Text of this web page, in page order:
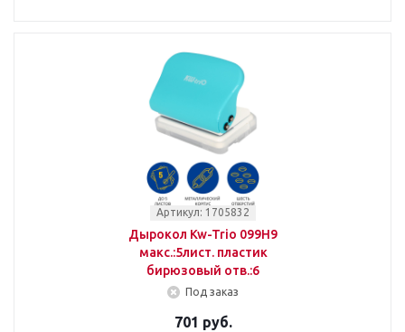
Артикул: 1705832
Дырокол Kw-Trio 099H9
макс.:5лист. пластик
бирюзовый отв.:6
Под заказ
701 руб.